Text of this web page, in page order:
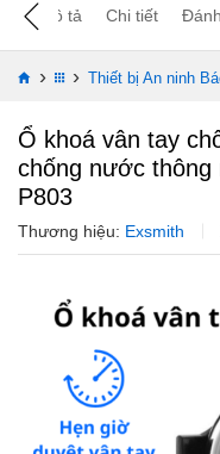
Mô tả Chi tiết
› › Thiết bị An ninh
Ổ khoá vân tay
chống nước thông
P803
Thương hiệu: Exsmith